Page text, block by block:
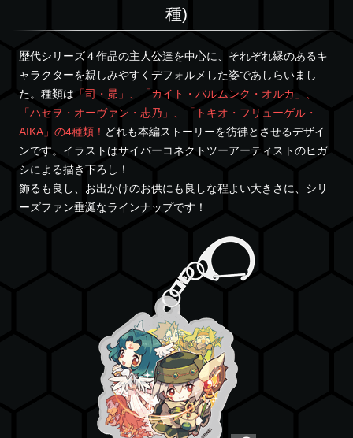
種)
歴代シリーズ４作品の主人公達を中心に、それぞれ縁のあるキ
ャラクターを親しみやすくデフォルメした姿であしらいまし
た。種類は 「司・昴」、「カイト・バルムンク・オルカ」、
「ハセヲ・オーヴァン・志乃」、「トキオ・フリューゲル・
AIKA」の4種類！ どれも本編ストーリーを彷彿とさせるデザイ
ンです。イラストはサイバーコネクトツーアーティストのヒガ
シによる描き下ろし！
飾るも良し、お出かけのお供にも良しな程よい大きさに、シリ
ーズファン垂涎なラインナップです！